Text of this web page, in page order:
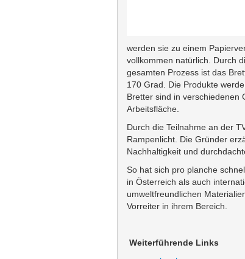
werden sie zu einem
vollkommen natürlich. Durch
gesamten Prozess ist das
170 Grad. Die Produkte
Bretter sind in verschiedenen
Arbeitsfläche.
Durch die Teilnahme an der
Rampenlicht. Die Gründer
Nachhaltigkeit und
So hat sich pro planche
in Österreich als auch
umweltfreundlichen
Vorreiter in ihrem Bereich.
Weiterführende Links